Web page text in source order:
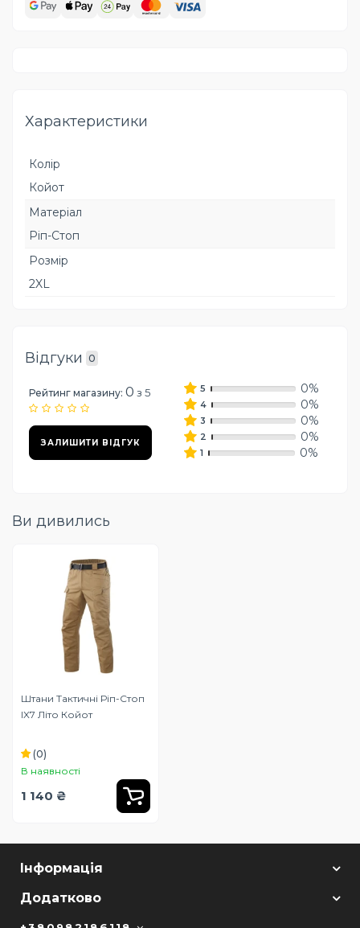
Характеристики
Колір
Койот
Матеріал
Ріп-Стоп
Розмір
2XL
Відгуки 0
Рейтинг магазину: 0 з 5
ЗАЛИШИТИ ВІДГУК
5 0%
4 0%
3 0%
2 0%
1 0%
Ви дивились
Штани Тактичні Ріп-Стоп
IX7 Літо Койот
(0)
В наявності
1 140 ₴
Інформація
Додатково